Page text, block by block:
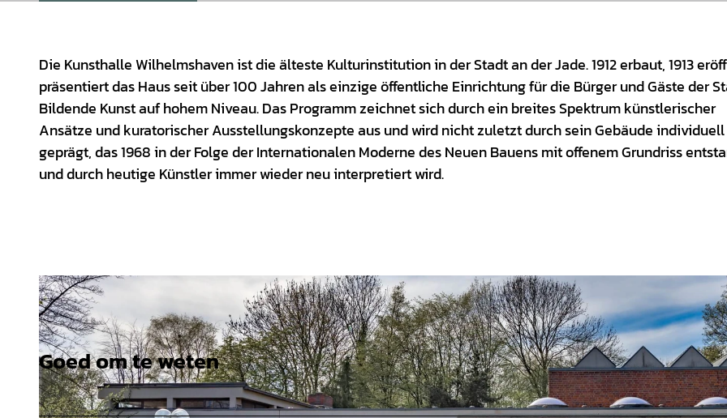
Die Kunsthalle Wilhelmshaven ist die älteste Kulturinstitution in der Stadt an der Jade. 1912 erbaut, 1913
präsentiert das Haus seit über 100 Jahren als einzige öffentliche Einrichtung für die Bürger und Gäste der
Bildende Kunst auf hohem Niveau. Das Programm zeichnet sich durch ein breites Spektrum künstlerischer
Ansätze und kuratorischer Ausstellungskonzepte aus und wird nicht zuletzt durch sein Gebäude individuell
geprägt, das 1968 in der Folge der Internationalen Moderne des Neuen Bauens mit offenem Grundriss
und durch heutige Künstler immer wieder neu interpretiert wird.
Goed om te weten